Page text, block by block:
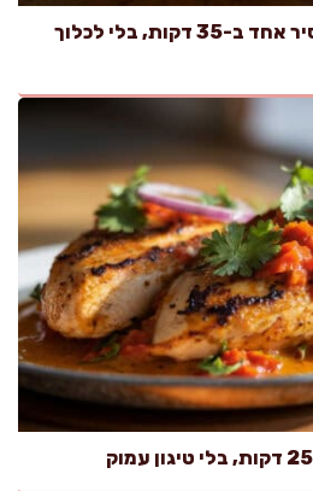
פתיתים עם חזה עוף בסיר אחד ב-35 דקות, בלי לכלוך